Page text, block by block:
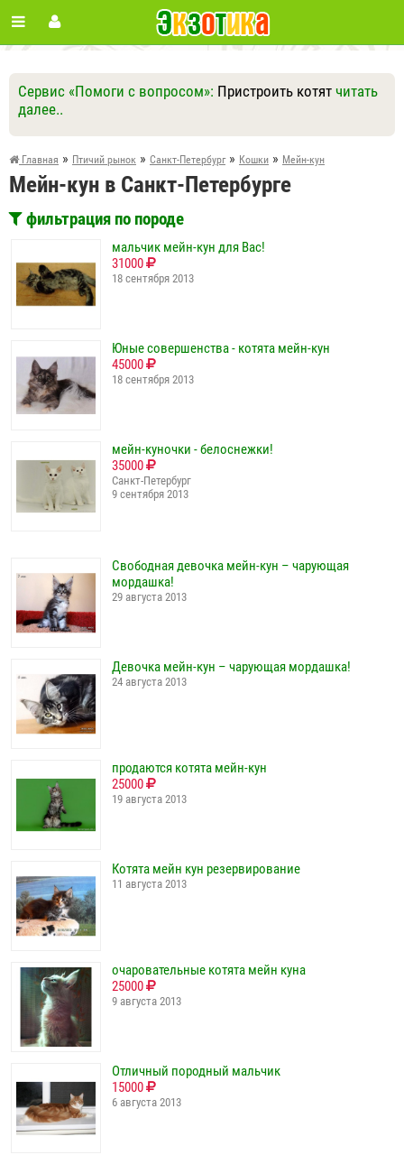
Сервис «Помоги с вопросом»: Пристроить котят читать
далее..
Ответить Другие вопросы
Задать вопрос
Главная » Птичий рынок » Санкт-Петербург» Кошки » Мейн-кун
Мейн-кун в Санкт-Петербурге
фильтрация по породе
мальчик мейн-кун для Вас!
31000
18 сентября 2013
Юные совершенства - котята мейн-кун
45000
18 сентября 2013
мейн-куночки - белоснежки!
35000
Санкт-Петербург
9 сентября 2013
Свободная девочка мейн-кун – чарующая
мордашка!
29 августа 2013
Девочка мейн-кун – чарующая мордашка!
24 августа 2013
продаются котята мейн-кун
25000
19 августа 2013
Котята мейн кун резервирование
11 августа 2013
очаровательные котята мейн куна
25000
9 августа 2013
Отличный породный мальчик
15000
6 августа 2013